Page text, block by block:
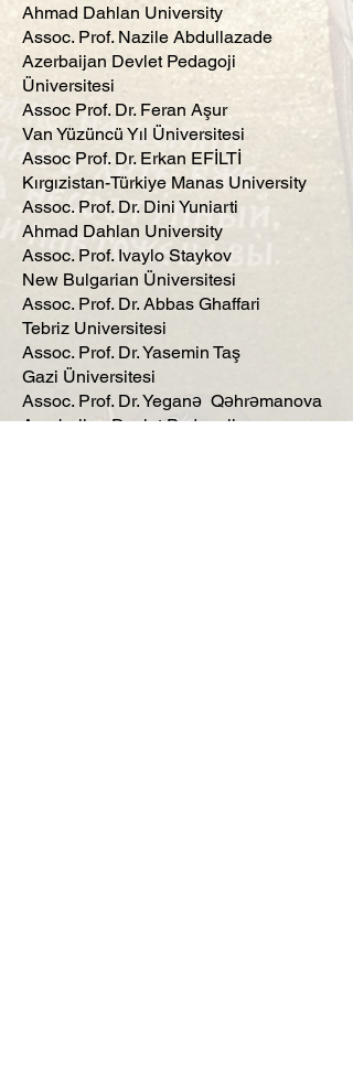
Ahmad Dahlan University
Assoc. Prof. Nazile Abdullazade
Azerbaijan Devlet Pedagoji
Üniversitesi
Assoc Prof. Dr. Feran Aşur
Van Yüzüncü Yıl Üniversitesi
Assoc Prof. Dr. Erkan EFİLTİ
Kırgızistan-Türkiye Manas University
Assoc. Prof. Dr. Dini Yuniarti
Ahmad Dahlan University
Assoc. Prof. Ivaylo Staykov
New Bulgarian Üniversitesi
Assoc. Prof. Dr. Abbas Ghaffari
Tebriz Universitesi
Assoc. Prof. Dr. Yasemin Taş
Gazi Üniversitesi
Assoc. Prof. Dr. Yeganə Qəhrəmanova
Azerbaijan Devlet Pedagoji